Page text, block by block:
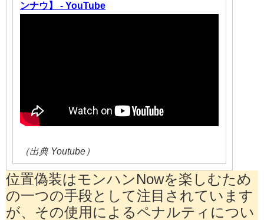
ンナウ】 - YouTube
（出典 Youtube）
位置偽装はモンハンNowを楽しむため
の一つの手段として注目されています
が、その使用によるペナルティについ